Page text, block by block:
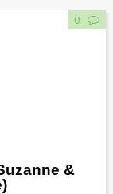
&
0